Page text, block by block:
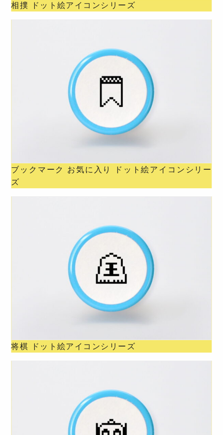
相撲 ドット絵アイコンシリーズ
ブックマーク お気に入り ドット絵アイコンシリー
ズ
将棋 ドット絵アイコンシリーズ